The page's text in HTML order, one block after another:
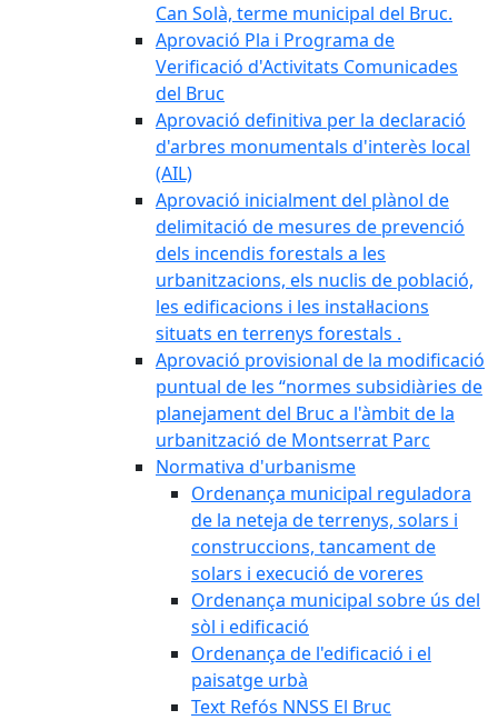
Can Solà, terme municipal del Bruc.
Aprovació Pla i Programa de
Verificació d'Activitats Comunicades
del Bruc
Aprovació definitiva per la declaració
d'arbres monumentals d'interès local
(AIL)
Aprovació inicialment del plànol de
delimitació de mesures de prevenció
dels incendis forestals a les
urbanitzacions, els nuclis de població,
les edificacions i les instal·lacions
situats en terrenys forestals .
Aprovació provisional de la modificació
puntual de les “normes subsidiàries de
planejament del Bruc a l'àmbit de la
urbanització de Montserrat Parc
Normativa d'urbanisme
Ordenança municipal reguladora
de la neteja de terrenys, solars i
construccions, tancament de
solars i execució de voreres
Ordenança municipal sobre ús del
sòl i edificació
Ordenança de l'edificació i el
paisatge urbà
Text Refós NNSS El Bruc